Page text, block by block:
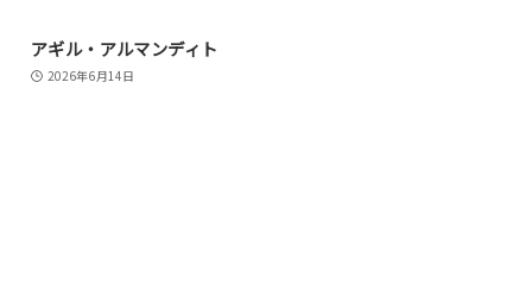
アギル・アルマンディト
2026年6月14日